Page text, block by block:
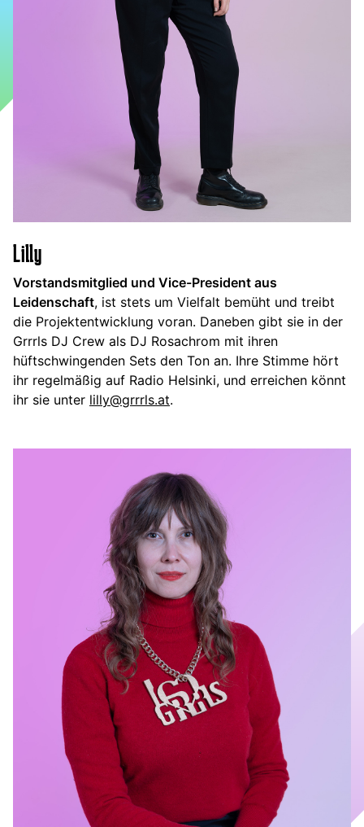
Lilly
Vorstandsmitglied und Vice-President aus
Leidenschaft, ist stets um Vielfalt bemüht und treibt
die Projektentwicklung voran. Daneben gibt sie in der
Grrrls DJ Crew als DJ Rosachrom mit ihren
hüftschwingenden Sets den Ton an. Ihre Stimme hört
ihr regelmäßig auf Radio Helsinki, und erreichen könnt
ihr sie unter lilly@grrrls.at.